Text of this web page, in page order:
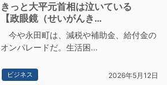
きっと大平元首相は泣いている
【政眼鏡（せいがんき…
今や永田町は、減税や補助金、給付金の
オンパレードだ。生活困…
ビジネス 2026年5月12日